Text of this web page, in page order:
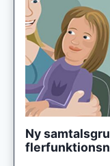
Ny